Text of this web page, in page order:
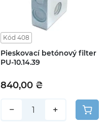
Kód 408
Pieskovací betónový filter
PU-10.14.39
840,00 ₴
− +